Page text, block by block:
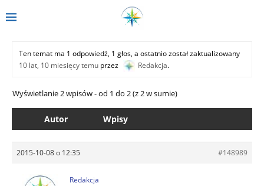
Ten temat ma 1 odpowiedź, 1 głos, a ostatnio został zaktualizowany
10 lat, 10 miesięcy temu przez Redakcja.
Wyświetlanie 2 wpisów - od 1 do 2 (z 2 w sumie)
Autor Wpisy
2015-10-08 o 12:35 #148989
Redakcja